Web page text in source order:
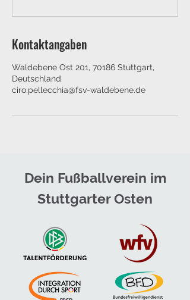
Kontaktangaben
Waldebene Ost 201, 70186 Stuttgart,
Deutschland
ciro.pellecchia@fsv-waldebene.de
Dein Fußballverein im
Stuttgarter Osten